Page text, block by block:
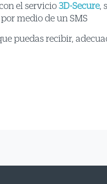
el servicio 3D-Secure,
medio de un SMS
puedas recibir,